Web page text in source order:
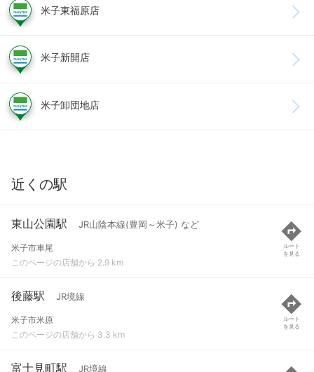
米子東福原店
米子新開店
米子卸団地店
近くの駅
東山公園駅 JR山陰本線(豊岡～米子) など
米子市車尾
このページの店舗から 2.9 km
ルート
を見る
後藤駅 JR境線
米子市米原
このページの店舗から 3.3 km
ルート
を見る
富士見町駅 JR境線